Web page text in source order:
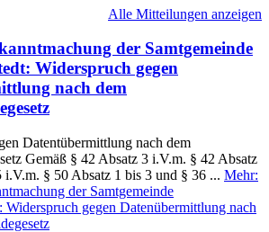
Alle Mitteilungen anzeigen
der Samtgemeinde
Widerspruch gegen
nach dem
Datentübermittlung nach dem
Gemäß § 42 Absatz 3 i.V.m. § 42 Absatz
i.V.m. § 50 Absatz 1 bis 3 und § 36 ... Mehr:
der Samtgemeinde
Widerspruch gegen Datenübermittlung nach